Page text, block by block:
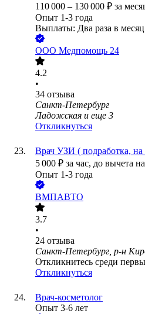
110 000 – 130 000 ₽ за
Опыт 1-3 года
Выплаты: Два раза в месяц
ООО Медпомощь 24
4.2
•
34 отзыва
Санкт-Петербург
Ладожская и еще 3
Откликнуться
Врач УЗИ ( подработка, на
5 000 ₽ за час, до вычета
Опыт 1-3 года
ВМПАВТО
3.7
•
24 отзыва
Санкт-Петербург, р-н
Откликнитесь среди
Откликнуться
Врач-косметолог
Опыт 3-6 лет